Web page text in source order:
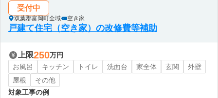
受付中
双葉郡富岡町全域 空き家
戸建て住宅（空き家）の改修費等補助
上限250万円
お風呂
キッチン トイレ 洗面台 家全体 玄関
外壁
屋根
その他
対象工事の例